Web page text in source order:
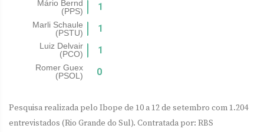
Pesquisa realizada pelo Ibope de 10 a 12 de setembro com 1.204
entrevistados (Rio Grande do Sul). Contratada por: RBS